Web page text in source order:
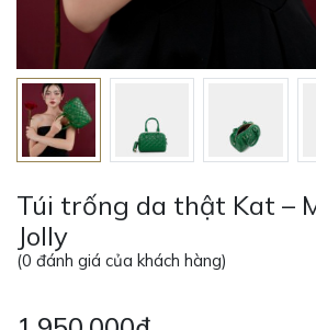
Túi trống da thật Kat –
Jolly
(0 đánh giá của khách hàng)